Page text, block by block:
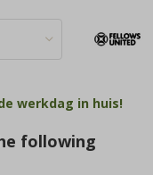
werkdag in huis!
following